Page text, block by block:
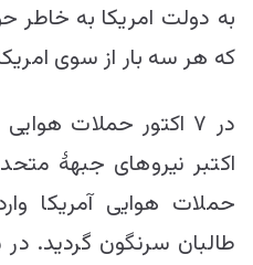
به دولت امریکا به خاطر
که هر سه بار از سوی
اکتبر نیروهای جبهۀ
حملات هوایی آمریکا